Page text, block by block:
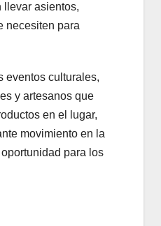
llevar asientos,
necesiten para
eventos culturales,
y artesanos que
en el lugar,
movimiento en la
para los